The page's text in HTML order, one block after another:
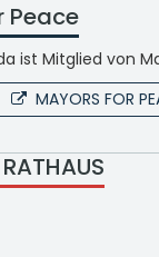
Peace
ist Mitglied von
MAYORS FOR